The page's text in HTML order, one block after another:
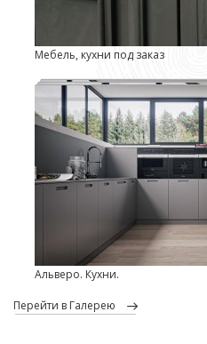
Мебель, кухни под заказ
Альверо. Кухни.
перейти в Галерею